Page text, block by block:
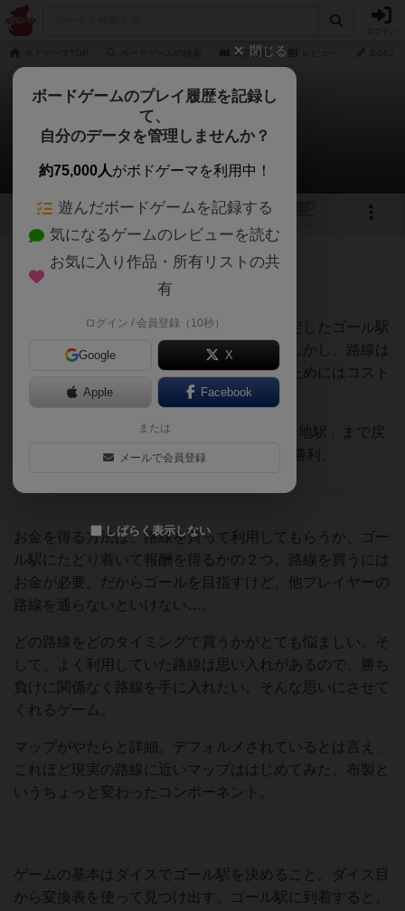
東京男爵
東京男爵
BG825さんのレビュー
6 2
165名 0名 0 8年以上前
東京の路線で、現在いる駅からダイスで決定したゴール駅
に向けて、ダイス目で進んでいくゲーム。しかし、路線は
各プレイヤーに購入され、その路線を使うためにはコスト
を支払わないといけない。
購入する路線価値＋現金が200以上で「出身地駅」まで戻
るか、路線価値+現金が300以上となったら勝利。
お金を得る方法は、路線を買って利用してもらうか、ゴー
ル駅にたどり着いて報酬を得るかの２つ。路線を買うには
お金が必要。だからゴールを目指すけど、他プレイヤーの
路線を通らないといけない…。
どの路線をどのタイミングで買うかがとても悩ましい。そ
して、よく利用していた路線は思い入れがあるので、勝ち
負けに関係なく路線を手に入れたい。そんな思いにさせて
くれるゲーム。
マップがやたらと詳細。デフォルメされているとは言え、
これほど現実の路線に近いマップははじめてみた。布製と
いうちょっと変わったコンポーネント。
ゲームの基本はダイスでゴール駅を決めること。ダイス目
から変換表を使って見つけ出す。ゴール駅に到着すると、
閉じる
ボードゲームのプレイ履歴を記録し
て、
自分のデータを管理しませんか？
約75,000人がボドゲーマを利用中！
遊んだボードゲームを記録する
気になるゲームのレビューを読む
お気に入り作品・所有リストの共
有
ログイン / 会員登録（10秒）
Google X
Apple Facebook
または
メールで会員登録
しばらく表示しない